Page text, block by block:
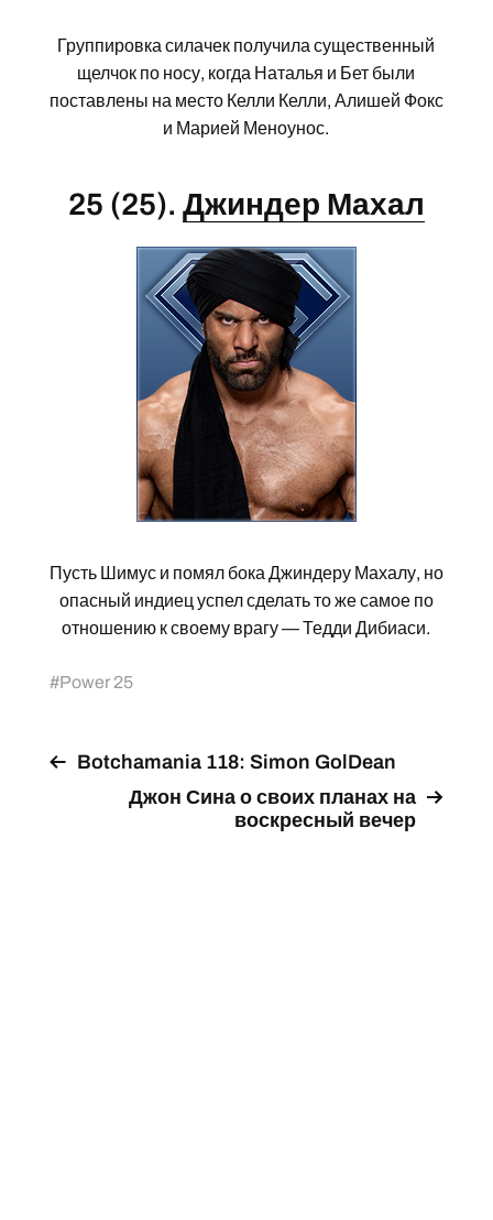
Группировка силачек получила существенный
щелчок по носу, когда Наталья и Бет были
поставлены на место Келли Келли, Алишей Фокс
и Марией Меноунос.
25 (25). Джиндер Махал
Пусть Шимус и помял бока Джиндеру Махалу, но
опасный индиец успел сделать то же самое по
отношению к своему врагу — Тедди Дибиаси.
#Power 25
Botchamania 118: Simon GolDean
Джон Сина о своих планах на
воскресный вечер